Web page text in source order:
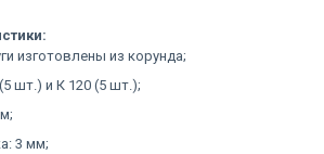
изготовлены из корунда;
шт.) и К 120 (5 шт.);
3 мм;